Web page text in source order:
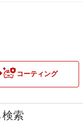
コーティング
索